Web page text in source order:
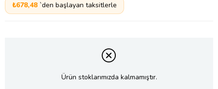
₺678,48 `den başlayan taksitlerle
Ürün stoklarımızda kalmamıştır.